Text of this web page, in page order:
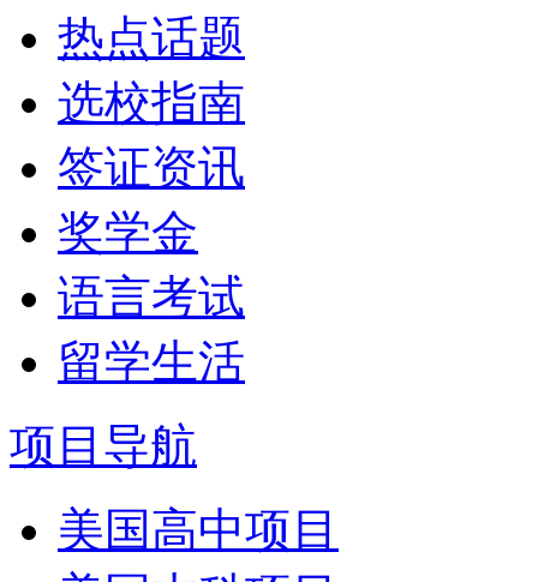
热点话题
选校指南
签证资讯
奖学金
语言考试
留学生活
项目导航
美国高中项目